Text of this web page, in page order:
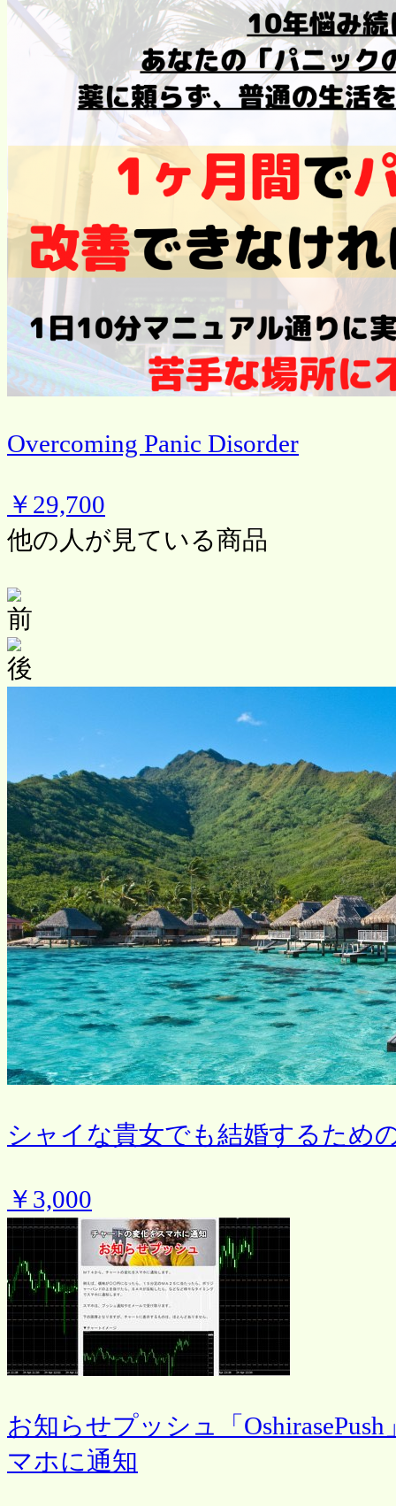
Overcoming Panic Disorder
￥29,700
他の人が見ている商品
シャイな貴女でも結婚するため
￥3,000
お知らせプッシュ「
マホに通知